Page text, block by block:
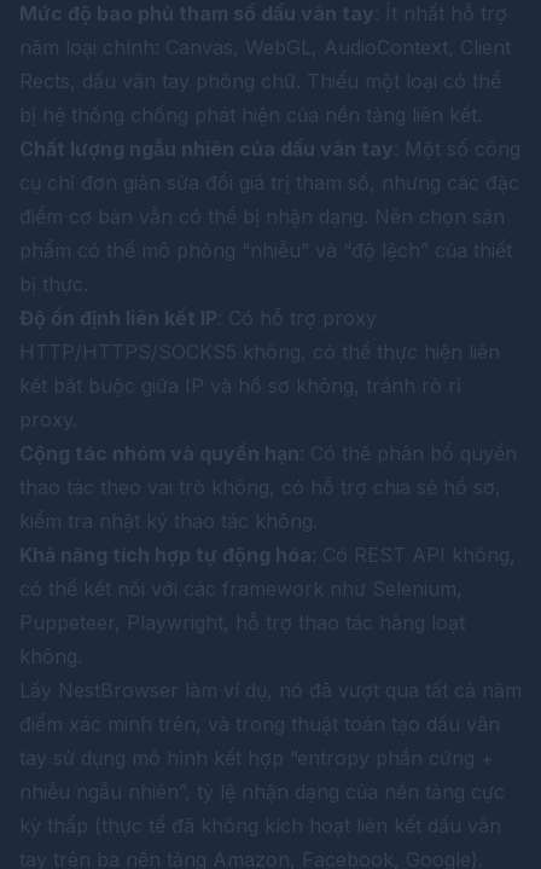
Mức độ bao phủ tham số dấu vân tay : Ít nhất hỗ trợ
năm loại chính: Canvas, WebGL, AudioContext, Client
Rects, dấu vân tay phông chữ. Thiếu một loại có thể
bị hệ thống chống phát hiện của nền tảng liên kết.
Chất lượng ngẫu nhiên của dấu vân tay : Một số công
cụ chỉ đơn giản sửa đổi giá trị tham số, nhưng các đặc
điểm cơ bản vẫn có thể bị nhận dạng. Nên chọn sản
phẩm có thể mô phỏng “nhiễu” và “độ lệch” của thiết
bị thực.
Độ ổn định liên kết IP : Có hỗ trợ proxy
HTTP/HTTPS/SOCKS5 không, có thể thực hiện liên
kết bắt buộc giữa IP và hồ sơ không, tránh rò rỉ
proxy.
Cộng tác nhóm và quyền hạn : Có thể phân bổ quyền
thao tác theo vai trò không, có hỗ trợ chia sẻ hồ sơ,
kiểm tra nhật ký thao tác không.
Khả năng tích hợp tự động hóa : Có REST API không,
có thể kết nối với các framework như Selenium,
Puppeteer, Playwright, hỗ trợ thao tác hàng loạt
không.
Lấy NestBrowser làm ví dụ, nó đã vượt qua tất cả năm
điểm xác minh trên, và trong thuật toán tạo dấu vân
tay sử dụng mô hình kết hợp “entropy phần cứng +
nhiễu ngẫu nhiên”, tỷ lệ nhận dạng của nền tảng cực
kỳ thấp (thực tế đã không kích hoạt liên kết dấu vân
tay trên ba nền tảng Amazon, Facebook, Google).